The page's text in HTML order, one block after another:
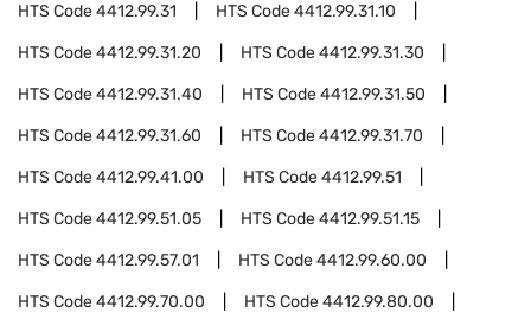
HTS Code4412.99.31 HTS Code4412.99.31.10
HTS Code4412.99.31.20 HTS Code4412.99.31.30
HTS Code4412.99.31.40 HTS Code4412.99.31.50
HTS Code4412.99.31.60 HTS Code4412.99.31.70
HTS Code4412.99.41.00 HTS Code4412.99.51
HTS Code4412.99.51.05 HTS Code4412.99.51.15
HTS Code4412.99.57.01 HTS Code4412.99.60.00
HTS Code4412.99.70.00 HTS Code4412.99.80.00